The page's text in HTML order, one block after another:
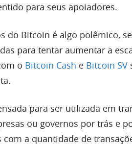
para seus apoiadores.
do Bitcoin é algo polêmico,
para tentar aumentar a
o Bitcoin Cash e Bitcoin SV
para ser utilizada em
ou governos por trás e
a quantidade de